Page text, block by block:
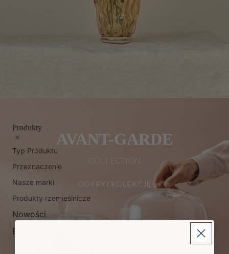
Produkty
Typ Produktu
Przeznaczenie
Nasze marki
Produkty rzemieślnicze
Nowości
Bestsellery
AVANT-GARDE
COLLECTION
ODKRYJ KOLEKCJĘ